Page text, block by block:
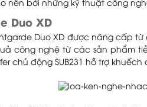
nên bởi những kỹ thuật công
Duo XD
Duo XD được nâng cấp
công nghệ từ các sản phẩm
chủ động SUB231 hỗ trợ